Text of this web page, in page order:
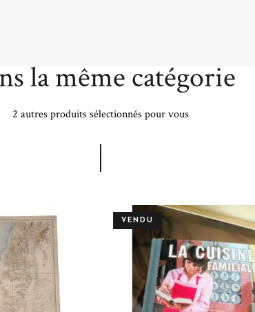
la même catégorie
2 autres produits sélectionnés pour vous
VENDU